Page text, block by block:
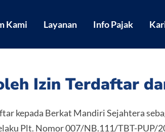
Kami Layanan Info Pajak
Izin Terdaftar
kepada Berkat Mandiri Sejahtera
Plt. Nomor 007/NB.111/TBT-PUP/